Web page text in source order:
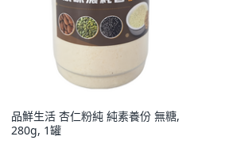
品鮮生活 杏仁粉純 純素養份 無糖,
280g, 1罐